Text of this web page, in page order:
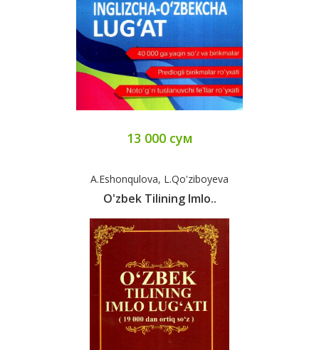
13 000 сум
A.Eshonqulova, L.Qo'ziboyeva
O'zbek Tilining Imlo..